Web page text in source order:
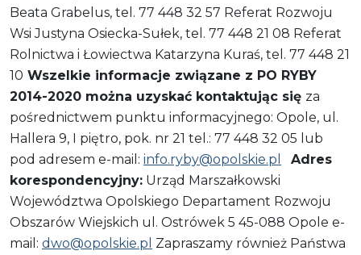
Beata Grabelus, tel. 77 448 32 57 Referat Rozwoju
Wsi Justyna Osiecka-Sułek, tel. 77 448 21 08 Referat
Rolnictwa i Łowiectwa Katarzyna Kuraś, tel. 77 448 21
10 Wszelkie informacje związane z PO RYBY
2014-2020 można uzyskać kontaktując się za
pośrednictwem punktu informacyjnego: Opole, ul.
Hallera 9, I piętro, pok. nr 21 tel.: 77 448 32 05 lub
pod adresem e-mail: info.ryby@opolskie.pl
Adres
korespondencyjny: Urząd Marszałkowski
Województwa Opolskiego Departament Rozwoju
Obszarów Wiejskich ul. Ostrówek 5 45-088 Opole e-
mail: dwo@opolskie.pl Zapraszamy również Państwa